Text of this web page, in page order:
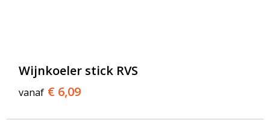
Wijnkoeler stick RVS
vanaf € 6,09